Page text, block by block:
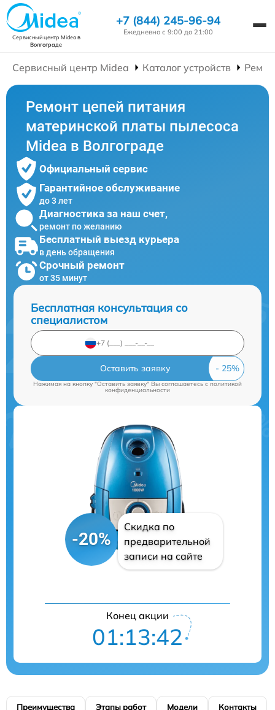
Сервисный центр Mideaв
Волгограде
+7 (844) 245-96-94
Ежедневно с 9:00 до 21:00
Сервисный центр Midea Каталог устройств
Ремонт цепей питания
материнской платы пылесоса
Midea в Волгограде
Официальный сервис
Гарантийное обслуживание
до 3 лет
Диагностика за наш счет,
ремонт по желанию
Бесплатный выезд курьера
в день обращения
Срочный ремонт
от 35 минут
Бесплатная консультация со
специалистом
Оставить заявку
Нажимая на кнопку "Оставить заявку" Вы соглашаетесь cполитикой
конфиденциальности
-20%
Скидка по
предварительной
записи на сайте
Конец акции
01:13:41
Преимущества Этапы работ Модели Контакты